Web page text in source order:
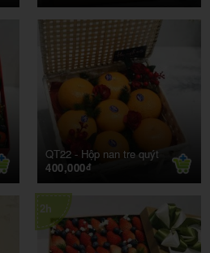
QT22 - Hộp nan tre quýt
400,000đ
2h